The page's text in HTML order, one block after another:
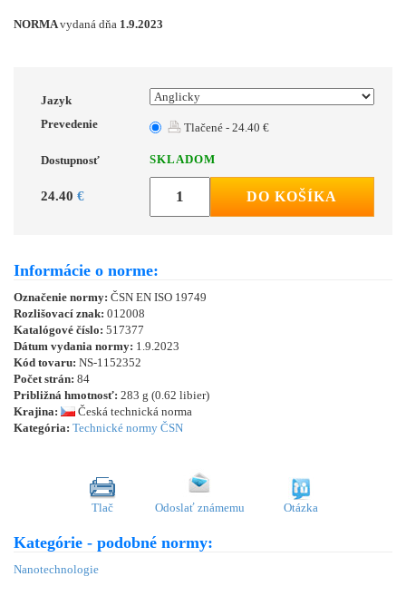
NORMAvydaná dňa 1.9.2023
Jazyk
Prevedenie
Tlačené - 24.40 €
Dostupnosť SKLADOM
24.40 € DO KOŠÍKA
Informácie o norme:
Označenie normy: ČSN EN ISO 19749
Rozlišovací znak: 012008
Katalógové číslo: 517377
Dátum vydania normy: 1.9.2023
Kód tovaru: NS-1152352
Počet strán: 84
Približná hmotnosť: 283 g (0.62 libier)
Krajina:
Česká technická norma
Kategória: Technické normy ČSN
Tlač Odoslať známemu Otázka
Kategórie - podobné normy:
Nanotechnologie